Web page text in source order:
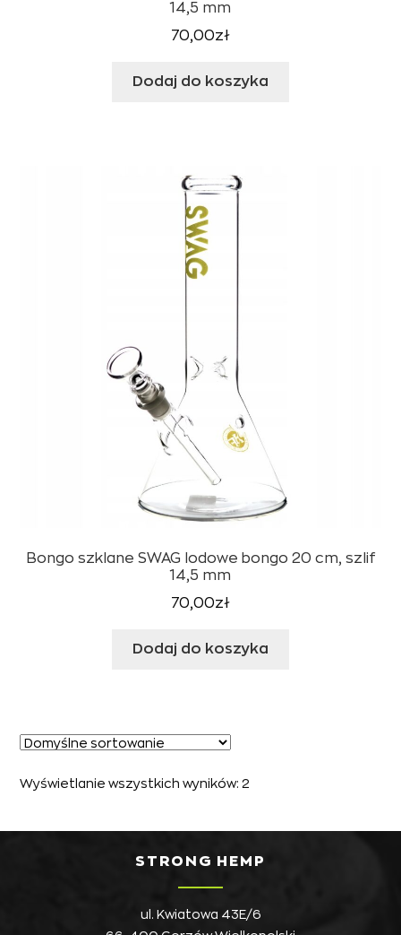
14,5 mm
70,00zł
Dodaj do koszyka
Bongo szklane SWAG lodowe bongo 20 cm, szlif
14,5 mm
70,00zł
Dodaj do koszyka
Wyświetlanie wszystkich wyników: 2
STRONG HEMP
ul. Kwiatowa 43E/6